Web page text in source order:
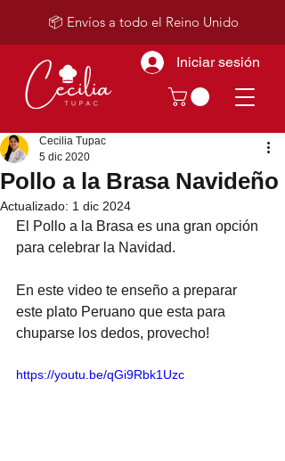
Iniciar sesión
📦 Envíos a todo el Reino Unido
Pollo a la Brasa Navideño
Cecilia Tupac
5 dic 2020
Actualizado: 1 dic 2024
El Pollo a la Brasa es una gran opción
para celebrar la Navidad.
En este video te enseño a preparar
este plato Peruano que esta para
chuparse los dedos, provecho!
https://youtu.be/qGi9Rbk1Uzc